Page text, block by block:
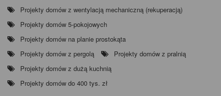
Projekty domów z wentylacją mechaniczną (rekuperacją)
Projekty domów 5-pokojowych
Projekty domów na planie prostokąta
Projekty domów z pergolą
Projekty domów z pralnią
Projekty domów z dużą kuchnią
Projekty domów do 400 tys. zł